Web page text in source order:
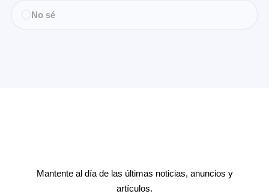
No sé
Mantente al día de las últimas noticias, anuncios y
artículos.